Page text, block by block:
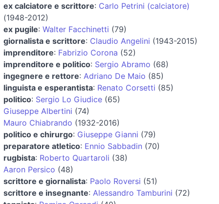
ex calciatore e scrittore: Carlo Petrini (calciatore)
(1948-2012)
ex pugile: Walter Facchinetti (79)
giornalista e scrittore: Claudio Angelini (1943-2015)
imprenditore: Fabrizio Corona (52)
imprenditore e politico: Sergio Abramo (68)
ingegnere e rettore: Adriano De Maio (85)
linguista e esperantista: Renato Corsetti (85)
politico: Sergio Lo Giudice (65)
Giuseppe Albertini (74)
Mauro Chiabrando (1932-2016)
politico e chirurgo: Giuseppe Gianni (79)
preparatore atletico: Ennio Sabbadin (70)
rugbista: Roberto Quartaroli (38)
Aaron Persico (48)
scrittore e giornalista: Paolo Roversi (51)
scrittore e insegnante: Alessandro Tamburini (72)